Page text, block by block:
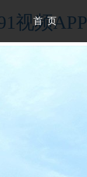
视频
首 页